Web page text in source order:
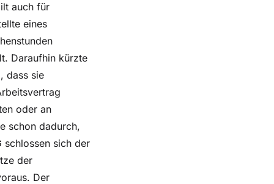
auch für
eines
Daraufhin kürzte
dass sie
oder an
schon dadurch,
schlossen sich der
der
Der